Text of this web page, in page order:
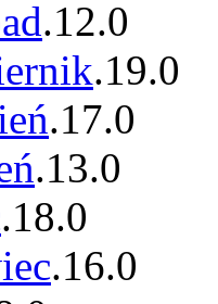
.12.0
.19.0
.17.0
.13.0
.18.0
.16.0